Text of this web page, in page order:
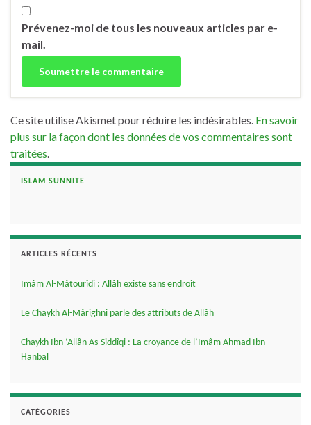
Prévenez-moi de tous les nouveaux articles par e-
mail.
Ce site utilise Akismet pour réduire les indésirables. En savoir
plus sur la façon dont les données de vos commentaires sont
traitées.
ISLAM SUNNITE
ARTICLES RÉCENTS
Imâm Al-Mâtourîdi : Allâh existe sans endroit
Le Chaykh Al-Mârighni parle des attributs de Allâh
Chaykh Ibn ‘Allân As-Siddîqi : La croyance de l’Imâm Ahmad Ibn
Hanbal
CATÉGORIES